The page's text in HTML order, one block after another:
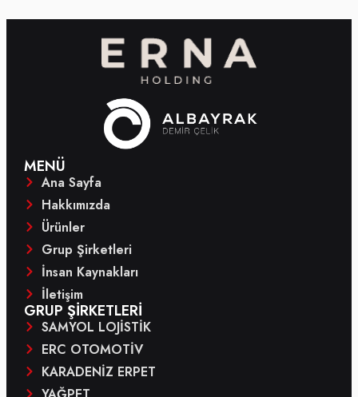
MENÜ
Ana Sayfa
Hakkımızda
Ürünler
Grup Şirketleri
İnsan Kaynakları
İletişim
GRUP ŞIRKETLERI
SAMYOL LOJİSTİK
ERC OTOMOTİV
KARADENİZ ERPET